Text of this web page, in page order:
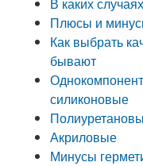
Плюсы и
Как выбрать
бывают
силиконовые
Акриловые
Минусы